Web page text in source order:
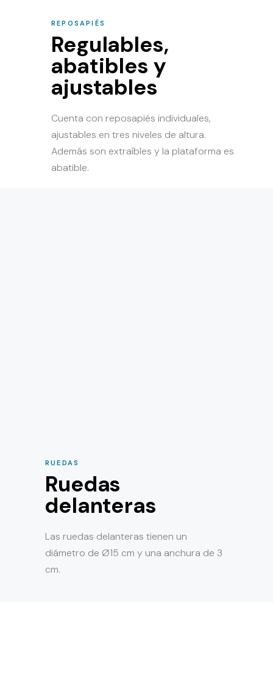
REPOSAPIÉS
Regulables,
abatibles y
ajustables
Cuenta con reposapiés individuales,
ajustables en tres niveles de altura.
Además son extraíbles y la plataforma es
abatible.
RUEDAS
Ruedas
delanteras
Las ruedas delanteras tienen un
diámetro de Ø15 cm y una anchura de 3
cm.